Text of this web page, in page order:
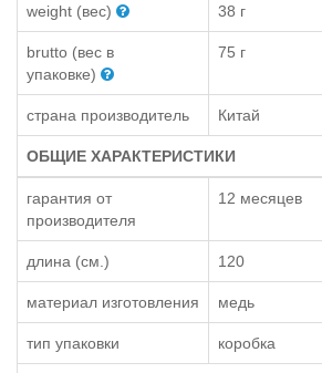
weight (вес) 38 г
brutto (вес в
упаковке)
75 г
страна производитель Китай
ОБЩИЕ ХАРАКТЕРИСТИКИ
гарантия от
производителя
12 месяцев
длина (см.) 120
материал изготовления медь
тип упаковки коробка